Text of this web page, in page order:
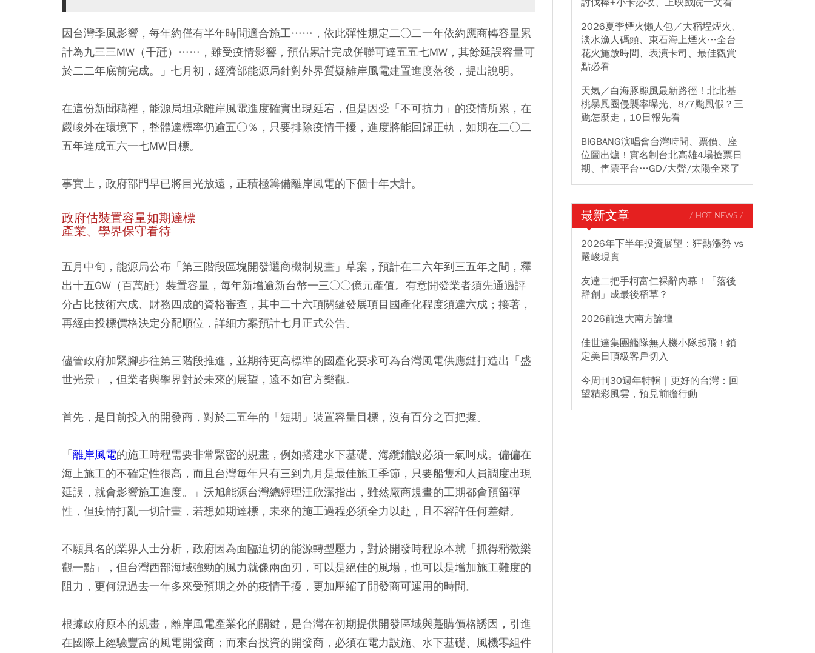
因台灣季風影響，每年約僅有半年時間適合施工……，依此彈性規定二○二一年依約應商轉容量累
計為九三三MW（千瓩）……，雖受疫情影響，預估累計完成併聯可達五五七MW，其餘延誤容量可
於二二年底前完成。」七月初，經濟部能源局針對外界質疑離岸風電建置進度落後，提出說明。
在這份新聞稿裡，能源局坦承離岸風電進度確實出現延宕，但是因受「不可抗力」的疫情所累，在
嚴峻外在環境下，整體達標率仍逾五○％，只要排除疫情干擾，進度將能回歸正軌，如期在二○二
五年達成五六一七MW目標。
事實上，政府部門早已將目光放遠，正積極籌備離岸風電的下個十年大計。
政府估裝置容量如期達標
產業、學界保守看待
五月中旬，能源局公布「第三階段區塊開發選商機制規畫」草案，預計在二六年到三五年之間，釋
出十五GW（百萬瓩）裝置容量，每年新增逾新台幣一三○○億元產值。有意開發業者須先通過評
分占比技術六成、財務四成的資格審查，其中二十六項關鍵發展項目國產化程度須達六成；接著，
再經由投標價格決定分配順位，詳細方案預計七月正式公告。
儘管政府加緊腳步往第三階段推進，並期待更高標準的國產化要求可為台灣風電供應鏈打造出「盛
世光景」，但業者與學界對於未來的展望，遠不如官方樂觀。
首先，是目前投入的開發商，對於二五年的「短期」裝置容量目標，沒有百分之百把握。
「離岸風電的施工時程需要非常緊密的規畫，例如搭建水下基礎、海纜鋪設必須一氣呵成。偏偏在
海上施工的不確定性很高，而且台灣每年只有三到九月是最佳施工季節，只要船隻和人員調度出現
延誤，就會影響施工進度。」沃旭能源台灣總經理汪欣潔指出，雖然廠商規畫的工期都會預留彈
性，但疫情打亂一切計畫，若想如期達標，未來的施工過程必須全力以赴，且不容許任何差錯。
不願具名的業界人士分析，政府因為面臨迫切的能源轉型壓力，對於開發時程原本就「抓得稍微樂
觀一點」，但台灣西部海域強勁的風力就像兩面刃，可以是絕佳的風場，也可以是增加施工難度的
阻力，更何況過去一年多來受預期之外的疫情干擾，更加壓縮了開發商可運用的時間。
根據政府原本的規畫，離岸風電產業化的關鍵，是台灣在初期提供開發區域與躉購價格誘因，引進
在國際上經驗豐富的風電開發商；而來台投資的開發商，必須在電力設施、水下基礎、風機零組件
討伐棒+小卡必收、上映戲院一文看
2026夏季煙火懶人包／大稻埕煙火、
淡水漁人碼頭、東石海上煙火…全台
花火施放時間、表演卡司、最佳觀賞
點必看
天氣／白海豚颱風最新路徑！北北基
桃暴風圈侵襲率曝光、8/7颱風假？三
颱怎麼走，10日報先看
BIGBANG演唱會台灣時間、票價、座
位圖出爐！實名制台北高雄4場搶票日
期、售票平台…GD/大聲/太陽全來了
最新文章 / HOT NEWS /
2026年下半年投資展望：狂熱漲勢 vs
嚴峻現實
友達二把手柯富仁裸辭內幕！「落後
群創」成最後稻草？
2026前進大南方論壇
佳世達集團艦隊無人機小隊起飛！鎖
定美日頂級客戶切入
今周刊30週年特輯｜更好的台灣：回
望精彩風雲，預見前瞻行動